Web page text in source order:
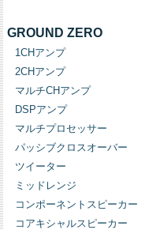
GROUND ZERO
1CHアンプ
2CHアンプ
マルチCHアンプ
DSPアンプ
マルチプロセッサー
パッシブクロスオーバー
ツイーター
ミッドレンジ
コンポーネントスピーカー
コアキシャルスピーカー